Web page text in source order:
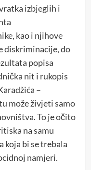
izbjeglih i
kao i njihove
diskriminacije, do
popisa
nit i rukopis
–
može živjeti samo
To je očito
na samu
koja bi se trebala
namjeri.